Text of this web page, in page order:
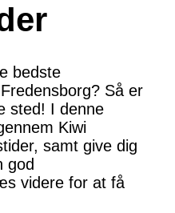
bedste
Så er
sted! I denne
Kiwi
samt give dig
god
videre for at få